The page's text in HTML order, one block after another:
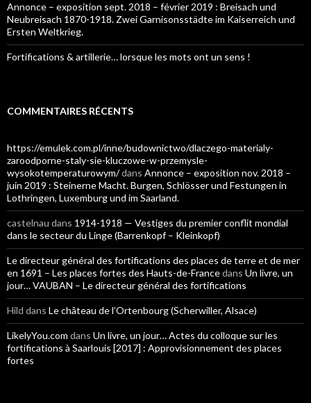
Annonce – exposition sept. 2018 – février 2019 : Breisach und
Neubreisach 1870-1918. Zwei Garnisonsstädte im Kaiserreich und
Ersten Weltkrieg.
Fortifications & artillerie… lorsque les mots ont un sens !
COMMENTAIRES RÉCENTS
https://emulek.com.pl/inne/budownictwo/dlaczego-materialy-
zaroodporne-staly-sie-kluczowe-w-przemysle-
wysokotemperaturowym/dans Annonce – exposition nov. 2018 –
juin 2019 : Steinerne Macht. Burgen, Schlösser und Festungen in
Lothringen, Luxemburg und im Saarland.
castelnau dans 1914-1918 — Vestiges du premier conflit mondial
dans le secteur du Linge (Barrenkopf – Kleinkopf)
Le directeur général des fortifications des places de terre et de mer
en 1691 – Les places fortes des Hauts-de-Francedans Un livre, un
jour… VAUBAN – Le directeur général des fortifications
Hild dans Le château de l’Ortenbourg (Scherwiller, Alsace)
LikelyYou.com dans Un livre, un jour… Actes du colloque sur les
fortifications à Saarlouis [2017] : Approvisionnement des places
fortes